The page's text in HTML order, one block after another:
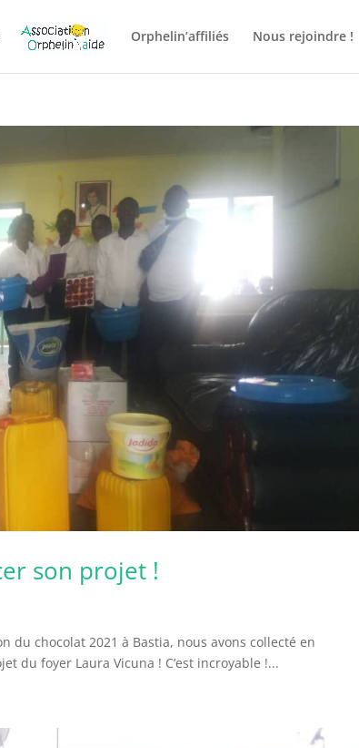
Orphelin’affiliés Nous rejoindre !
son projet !
du chocolat 2021 à Bastia, nous avons collecté en
du foyer Laura Vicuna ! C’est incroyable !...